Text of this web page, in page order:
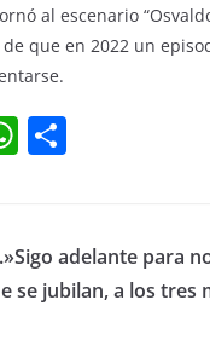
al escenario
de que en 2022 un
W
s
A
p
ar
adelante para
se jubilan, a los tres